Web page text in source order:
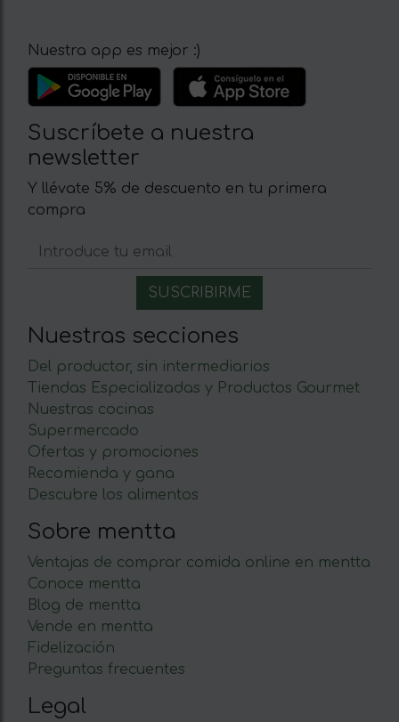
Nuestra app es mejor :)
Suscríbete a nuestra
newsletter
Y llévate 5% de descuento en tu primera
compra
Nuestras secciones
Del productor, sin intermediarios
Tiendas Especializadas y Productos Gourmet
Nuestras cocinas
Supermercado
Ofertas y promociones
Recomienda y gana
Descubre los alimentos
Sobre mentta
Ventajas de comprar comida online en mentta
Conoce mentta
Blog de mentta
Vende en mentta
Fidelización
Preguntas frecuentes
Legal